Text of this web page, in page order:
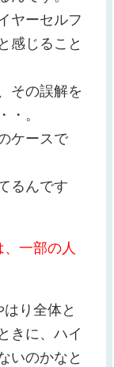
ヤーセルフ
感じること
その誤解を
・。
ケースで
るんです
一部の人
り全体と
きに、ハイ
いのかなと